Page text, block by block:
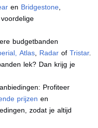
en Bridgestone
budgetbanden
Atlas Radar ofTristar.
lek? Dan krijg je
Profiteer
prijzen en
zodat je altijd